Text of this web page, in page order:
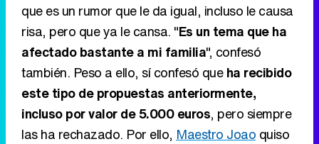
que es un rumor que le da igual, incluso le causa
risa, pero que ya le cansa. "Es un tema que ha
afectado bastante a mi familia", confesó
también. Peso a ello, sí confesó queha recibido
este tipo de propuestas anteriormente,
incluso por valor de 5.000 euros, pero siempre
las ha rechazado. Por ello, Maestro Joao quiso